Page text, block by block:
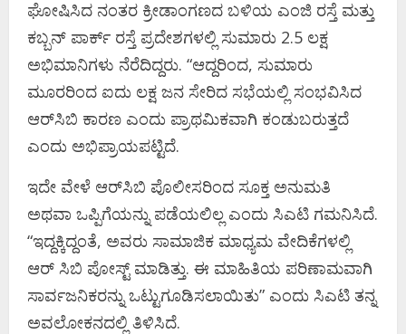
ಘೋಷಿಸಿದ ನಂತರ ಕ್ರೀಡಾಂಗಣದ ಬಳಿಯ ಎಂಜಿ ರಸ್ತೆ ಮತ್ತು
ಕಬ್ಬನ್ ಪಾರ್ಕ್ ರಸ್ತೆ ಪ್ರದೇಶಗಳಲ್ಲಿ ಸುಮಾರು 2.5 ಲಕ್ಷ
ಅಭಿಮಾನಿಗಳು ನೆರೆದಿದ್ದರು. “ಆದ್ದರಿಂದ, ಸುಮಾರು
ಮೂರರಿಂದ ಐದು ಲಕ್ಷ ಜನ ಸೇರಿದ ಸಭೆಯಲ್ಲಿ ಸಂಭವಿಸಿದ
ಆರ್‌ಸಿಬಿ ಕಾರಣ ಎಂದು ಪ್ರಾಥಮಿಕವಾಗಿ ಕಂಡುಬರುತ್ತದೆ
ಎಂದು ಅಭಿಪ್ರಾಯಪಟ್ಟಿದೆ.
ಇದೇ ವೇಳೆ ಆರ್‌ಸಿಬಿ ಪೊಲೀಸರಿಂದ ಸೂಕ್ತ ಅನುಮತಿ
ಅಥವಾ ಒಪ್ಪಿಗೆಯನ್ನು ಪಡೆಯಲಿಲ್ಲ ಎಂದು ಸಿಎಟಿ ಗಮನಿಸಿದೆ.
“ಇದ್ದಕ್ಕಿದ್ದಂತೆ, ಅವರು ಸಾಮಾಜಿಕ ಮಾಧ್ಯಮ ವೇದಿಕೆಗಳಲ್ಲಿ
ಆರ್ ಸಿಬಿ ಪೋಸ್ಟ್ ಮಾಡಿತ್ತು. ಈ ಮಾಹಿತಿಯ ಪರಿಣಾಮವಾಗಿ
ಸಾರ್ವಜನಿಕರನ್ನು ಒಟ್ಟುಗೂಡಿಸಲಾಯಿತು” ಎಂದು ಸಿಎಟಿ ತನ್ನ
ಅವಲೋಕನದಲ್ಲಿ ತಿಳಿಸಿದೆ.